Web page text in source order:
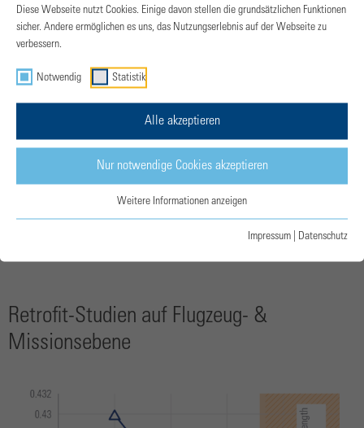
Überblick über zentrale Masseänderungen des D328eco-
Hybrid-Basisflugzeugs (SP=0,2).Diese unterstreichen, dass
die Antriebsmassenzunahme für eine identische maximale
Abflugmasse (MTOM) nur durch Nutzlastreduktion erreicht
werden kann.
Retrofit-Studien auf Flugzeug- &
Missionsebene
Diese Webseite nutzt Cookies. Einige davon stellen die grundsätzlichen Funktionen
sicher. Andere ermöglichen es uns, das Nutzungserlebnis auf der Webseite zu
verbessern.
Notwendig Statistik
Alle akzeptieren
Nur notwendige Cookies akzeptieren
Weitere Informationen anzeigen
Impressum Datenschutz